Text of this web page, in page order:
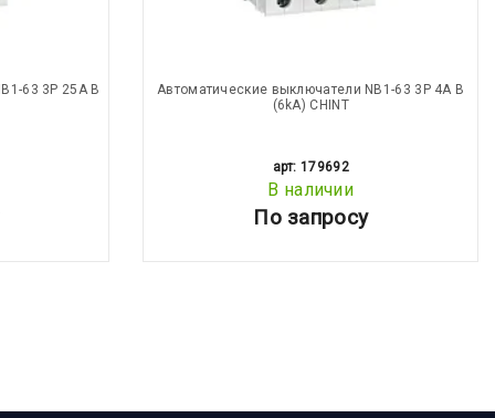
63 3P 25A В
Автоматические выключатели NB1-63 3P 4A В
(6kA) CHINT
арт: 179692
В наличии
По запросу